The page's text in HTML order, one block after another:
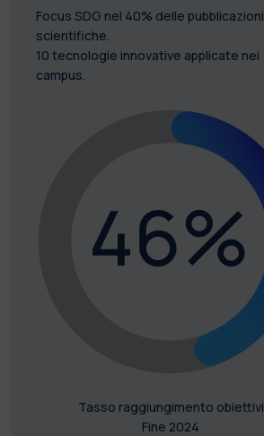
Focus SDG nel 40% delle pubblicazioni
scientifiche.
10 tecnologie innovative applicate nei
campus.
Tasso raggiungimento obiettivi
Fine 2024